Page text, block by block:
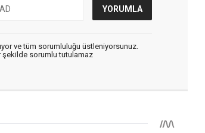
ve tüm sorumluluğu üstleniyorsunuz.
şekilde sorumlu tutulamaz